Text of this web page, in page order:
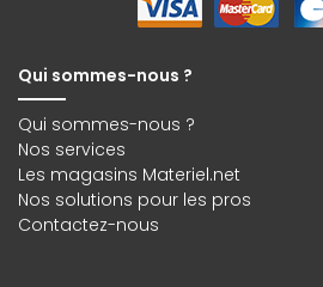
Qui sommes-nous ?
Qui sommes-nous ?
Nos services
Les magasins Materiel.net
Nos solutions pour les pros
Contactez-nous